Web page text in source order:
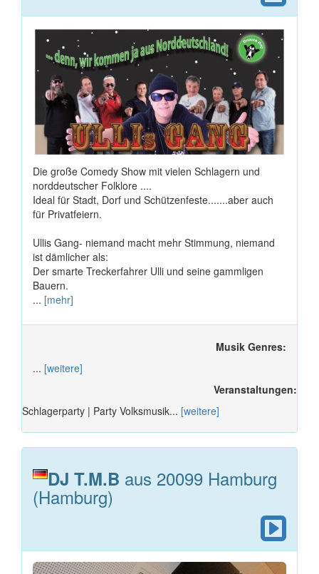
Die große Comedy Show mit vielen Schlagern und
norddeutscher Folklore ....
Ideal für Stadt, Dorf und Schützenfeste.......aber auch
für Privatfeiern.
Ullis Gang- niemand macht mehr Stimmung, niemand
ist dämlicher als:
Der smarte Treckerfahrer Ulli und seine gammligen
Bauern.
... [mehr]
Musik Genres:
... [weitere]
Veranstaltungen:
Schlagerparty | Party Volksmusik... [weitere]
DJ T.M.B aus 20099 Hamburg
(Hamburg)